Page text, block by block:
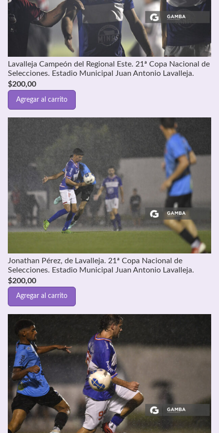
Lavalleja Campeón del Regional Este. 21ª Copa Nacional de
Selecciones. Estadio Municipal Juan Antonio Lavalleja.
$200,00
Agregar al carrito
Jonathan Pérez, de Lavalleja. 21ª Copa Nacional de
Selecciones. Estadio Municipal Juan Antonio Lavalleja.
$200,00
Agregar al carrito